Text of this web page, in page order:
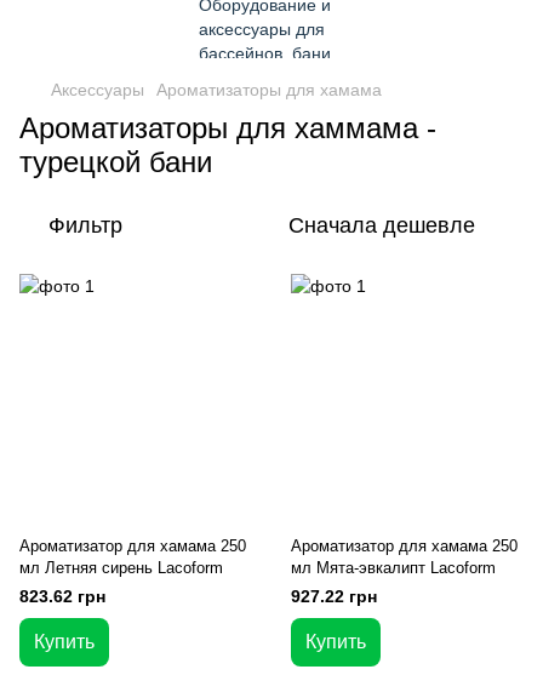
Аксессуары Ароматизаторы для хамама
Ароматизаторы для хаммама -
турецкой бани
Фильтр Сначала дешевле
Ароматизатор для хамама 250
мл Летняя сирень Lacoform
823.62 грн
Купить
Ароматизатор для хамама 250
мл Мята-эвкалипт Lacoform
927.22 грн
Купить